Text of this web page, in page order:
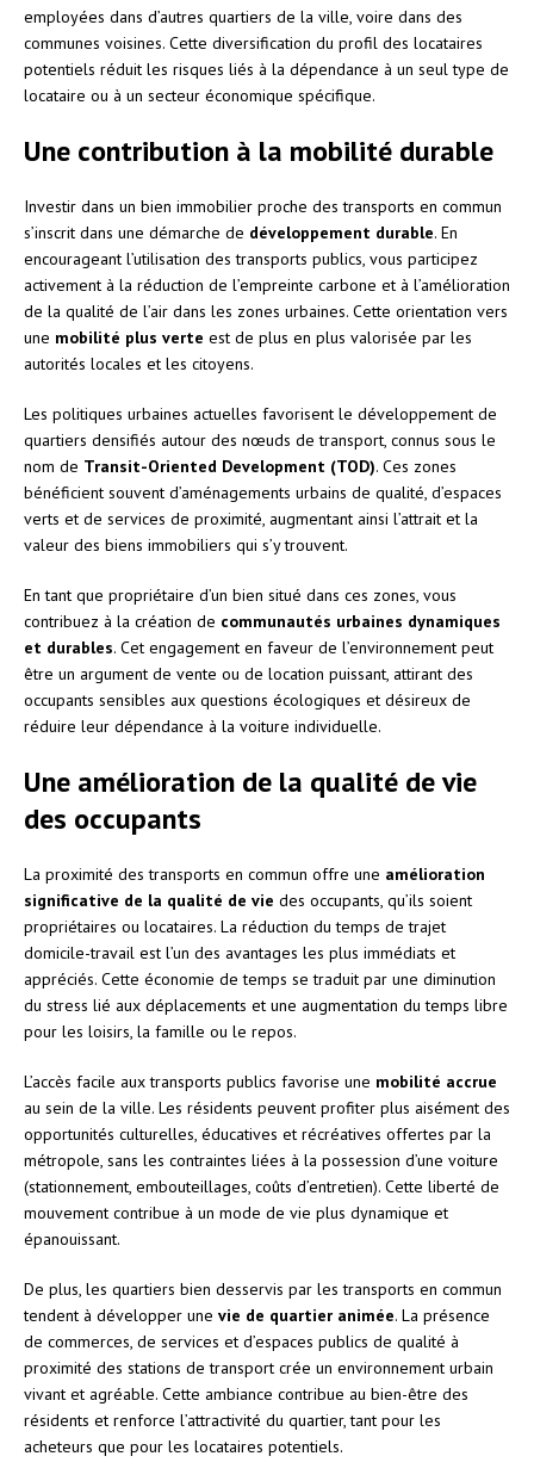
employées dans d’autres quartiers de la ville, voire dans des
communes voisines. Cette diversification du profil des locataires
potentiels réduit les risques liés à la dépendance à un seul type de
locataire ou à un secteur économique spécifique.
Une contribution à la mobilité durable
Investir dans un bien immobilier proche des transports en commun
s’inscrit dans une démarche de développement durable. En
encourageant l’utilisation des transports publics, vous participez
activement à la réduction de l’empreinte carbone et à l’amélioration
de la qualité de l’air dans les zones urbaines. Cette orientation vers
une mobilité plus verte est de plus en plus valorisée par les
autorités locales et les citoyens.
Les politiques urbaines actuelles favorisent le développement de
quartiers densifiés autour des nœuds de transport, connus sous le
nom de Transit-Oriented Development (TOD). Ces zones
bénéficient souvent d’aménagements urbains de qualité, d’espaces
verts et de services de proximité, augmentant ainsi l’attrait et la
valeur des biens immobiliers qui s’y trouvent.
En tant que propriétaire d’un bien situé dans ces zones, vous
contribuez à la création de communautés urbaines dynamiques
et durables. Cet engagement en faveur de l’environnement peut
être un argument de vente ou de location puissant, attirant des
occupants sensibles aux questions écologiques et désireux de
réduire leur dépendance à la voiture individuelle.
Une amélioration de la qualité de vie
des occupants
La proximité des transports en commun offre une amélioration
significative de la qualité de vie des occupants, qu’ils soient
propriétaires ou locataires. La réduction du temps de trajet
domicile-travail est l’un des avantages les plus immédiats et
appréciés. Cette économie de temps se traduit par une diminution
du stress lié aux déplacements et une augmentation du temps libre
pour les loisirs, la famille ou le repos.
L’accès facile aux transports publics favorise une mobilité accrue
au sein de la ville. Les résidents peuvent profiter plus aisément des
opportunités culturelles, éducatives et récréatives offertes par la
métropole, sans les contraintes liées à la possession d’une voiture
(stationnement, embouteillages, coûts d’entretien). Cette liberté de
mouvement contribue à un mode de vie plus dynamique et
épanouissant.
De plus, les quartiers bien desservis par les transports en commun
tendent à développer une vie de quartier animée. La présence
de commerces, de services et d’espaces publics de qualité à
proximité des stations de transport crée un environnement urbain
vivant et agréable. Cette ambiance contribue au bien-être des
résidents et renforce l’attractivité du quartier, tant pour les
acheteurs que pour les locataires potentiels.